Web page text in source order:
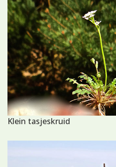
Klein tasjeskruid